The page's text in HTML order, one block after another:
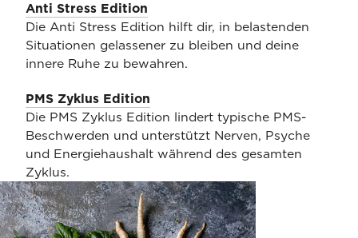
Anti Stress Edition
Die Anti Stress Edition hilft dir, in belastenden
Situationen gelassener zu bleiben und deine
innere Ruhe zu bewahren.
PMS Zyklus Edition
Die PMS Zyklus Edition lindert typische PMS-
Beschwerden und unterstützt Nerven, Psyche
und Energiehaushalt während des gesamten
Zyklus.